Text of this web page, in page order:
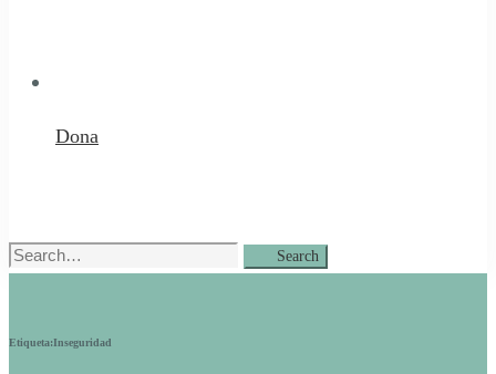
Dona
Search
Search
Etiqueta:Inseguridad